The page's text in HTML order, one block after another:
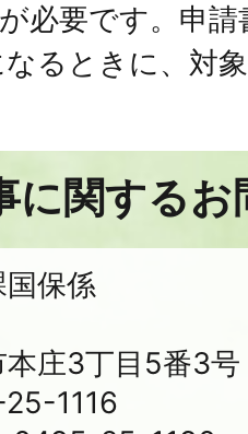
必要です。申
るときに、対
に関する
保係
庄3丁目5番3号
1116